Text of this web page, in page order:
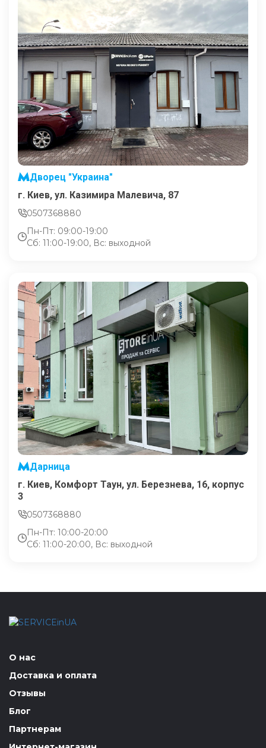
Дворец "Украина"
г. Киев, ул. Казимира Малевича, 87
0507368880
Пн-Пт: 09:00-19:00
Сб: 11:00-19:00, Вс: выходной
Дарница
г. Киев, Комфорт Таун, ул. Березнева, 16, корпус
3
0507368880
Пн-Пт: 10:00-20:00
Сб: 11:00-20:00, Вс: выходной
О нас
Доставка и оплата
Отзывы
Блог
Партнерам